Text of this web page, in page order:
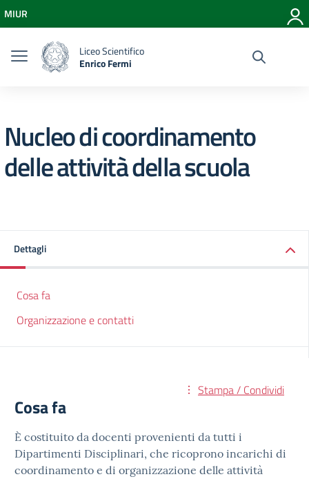
Vai al menu di navigazione
Vai al footer
MIUR
Liceo Scientifico
Enrico Fermi
Nucleo di coordinamento
delle attività della scuola
Dettagli
Cosa fa
Organizzazione e contatti
Stampa / Condividi
Cosa fa
È costituito da docenti provenienti da tutti i
Dipartimenti Disciplinari, che ricoprono incarichi di
coordinamento e di organizzazione delle attività